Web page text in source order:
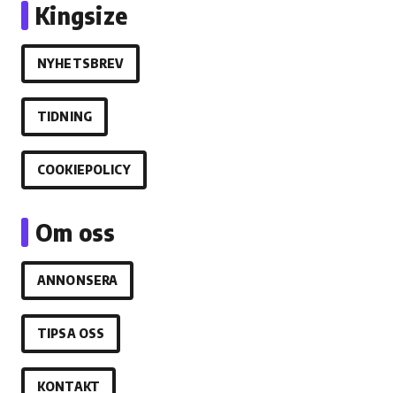
Kingsize
NYHETSBREV
TIDNING
COOKIEPOLICY
Om oss
ANNONSERA
TIPSA OSS
KONTAKT